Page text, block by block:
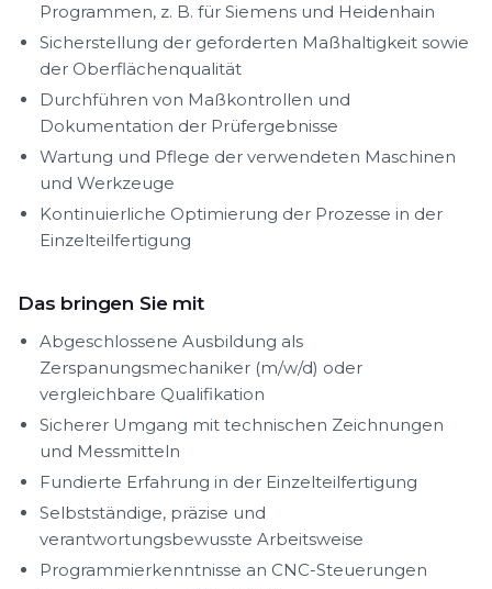
Programmen, z. B. für Siemens und Heidenhain
Sicherstellung der geforderten Maßhaltigkeit sowie
der Oberflächenqualität
Durchführen von Maßkontrollen und
Dokumentation der Prüfergebnisse
Wartung und Pflege der verwendeten Maschinen
und Werkzeuge
Kontinuierliche Optimierung der Prozesse in der
Einzelteilfertigung
Das bringen Sie mit
Abgeschlossene Ausbildung als
Zerspanungsmechaniker (m/w/d) oder
vergleichbare Qualifikation
Sicherer Umgang mit technischen Zeichnungen
und Messmitteln
Fundierte Erfahrung in der Einzelteilfertigung
Selbstständige, präzise und
verantwortungsbewusste Arbeitsweise
Programmierkenntnisse an CNC-Steuerungen